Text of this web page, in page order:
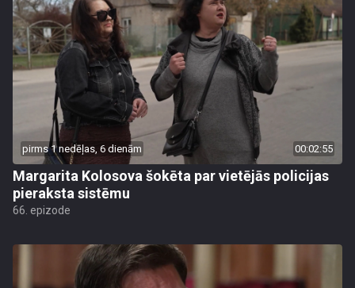
pirms 1 nedēļas, 6 dienām 00:02:55
Margarita Kolosova šokēta par vietējās policijas
pieraksta sistēmu
66. epizode